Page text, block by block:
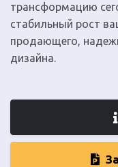
трансформацию
стабильный рост
продающего,
дизайна.